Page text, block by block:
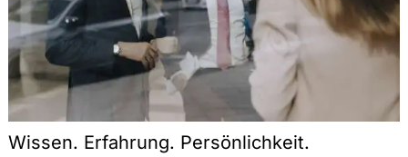
Wissen. Erfahrung. Persönlichkeit.